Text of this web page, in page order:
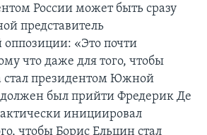
России может быть сразу
представитель
«Это почти
что даже для того, чтобы
стал президентом Южной
был прийти Фредерик Де
инициировал
чтобы Борис Ельцин стал